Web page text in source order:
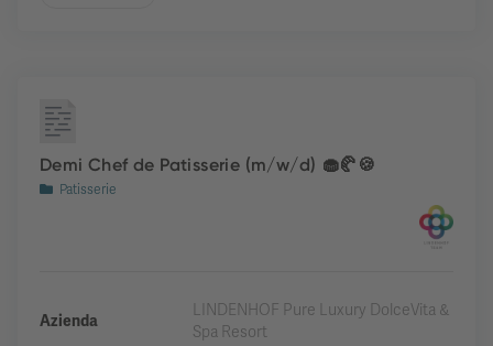
Demi Chef de Patisserie (m/w/d) 🧁🥐🍪
Patisserie
Azienda
LINDENHOF Pure Luxury DolceVita &
Spa Resort